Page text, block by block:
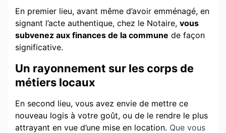
En premier lieu, avant même d’avoir emménagé, en
signant l’acte authentique, chez le Notaire,vous
subvenez aux finances de la commune de façon
significative.
Un rayonnement sur les corps de
métiers locaux
En second lieu, vous avez envie de mettre ce
nouveau logis à votre goût, ou de le rendre le plus
attrayant en vue d’une mise en location. Que vous